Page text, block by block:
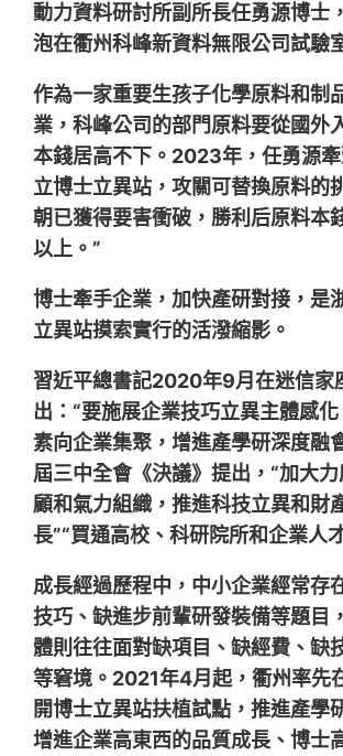
動力資料研討所副所長任勇源博士
泡在衢州科峰新資料無限公司試驗
作為一家重要生孩子化學原料和制
業，科峰公司的部門原料要從國外
本錢居高不下。2023年，任勇源
立博士立異站，攻關可替換原料的
朝已獲得要害衝破，勝利后原料本
以上。”
博士牽手企業，加快產研對接，是
立異站摸索實行的活潑縮影。
習近平總書記2020年9月在迷信家
出：“要施展企業技巧立異主體感
素向企業集聚，增進產學研深度融
屆三中全會《決議》提出，“加大
顧和氣力組織，推進科技立異和財
長”“買通高校、科研院所和企業人
成長經過歷程中，中小企業經常存
技巧、缺進步前輩研發裝備等題目
體則往往面對缺項目、缺經費、缺
等窘境。2021年4月起，衢州率先
開博士立異站扶植試點，推進產學
增進企業高東西的品質成長、博士